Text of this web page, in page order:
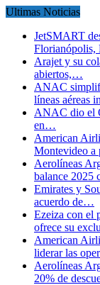
Ultimas Noticias
JetSMART
Arajet y su
abiertos,…
ANAC
líneas aéreas
ANAC dio el
en…
American
Montevideo
Aerolíneas
balance 2025
Emirates y
acuerdo de…
Ezeiza con el
ofrece su
American
liderar las
Aerolíneas
20% de